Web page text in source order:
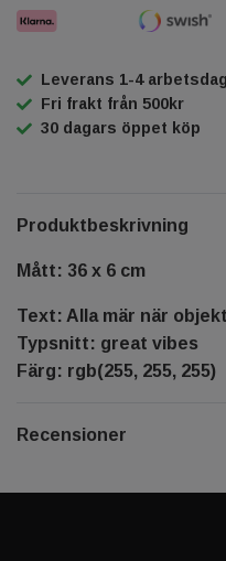
Leverans 1-4
Fri frakt från 500kr
30 dagars öppet köp
Produktbeskrivning
Mått: 36 x 6 cm
Text: Alla mär när objekt
Typsnitt: great vibes
Färg: rgb(255, 255, 255)
Recensioner